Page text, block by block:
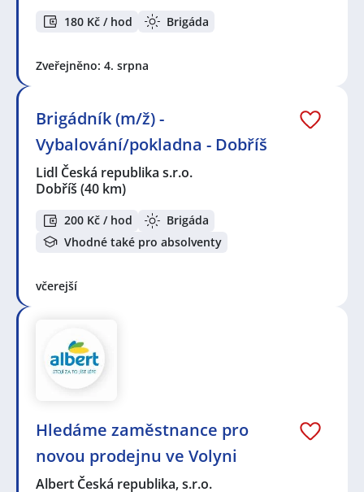
180 Kč / hod Brigáda
Zveřejněno: 4. srpna
Brigádník (m/ž) -
Vybalování/pokladna - Dobříš
Lidl Česká republika s.r.o.
Dobříš (40 km)
200 Kč / hod
Brigáda
Vhodné také pro absolventy
včerejší
Hledáme zaměstnance pro
novou prodejnu ve Volyni
Albert Česká republika, s.r.o.